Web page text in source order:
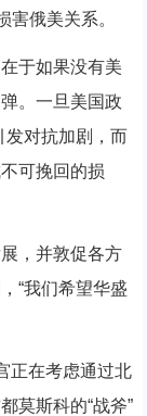
害俄美关系。
于如果没有美
。一旦美国政
发对抗加剧，而
可挽回的损
，并敦促各方
“我们希望华盛
在考虑通过北
莫斯科的“战斧”